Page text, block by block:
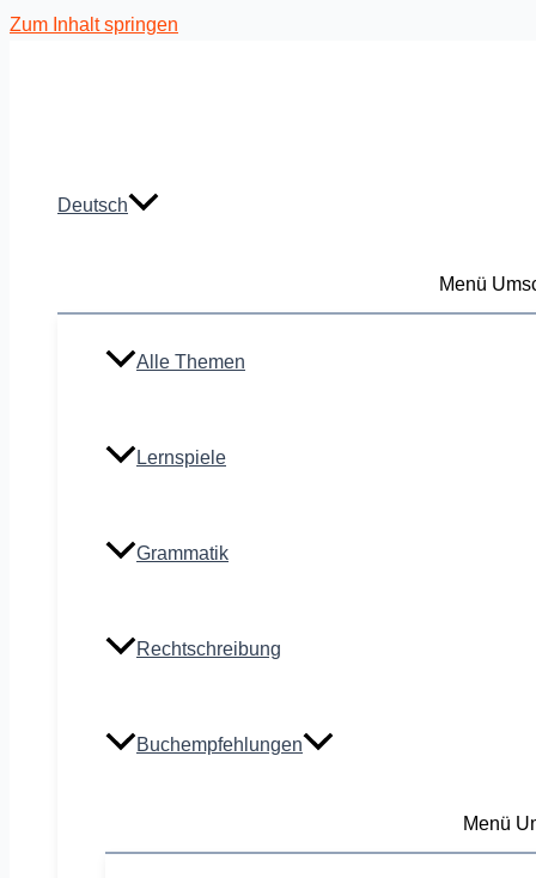
Zum Inhalt springen
Deutsch
Menü
Alle Themen
Lernspiele
Grammatik
Rechtschreibung
Buchempfehlungen
Menü